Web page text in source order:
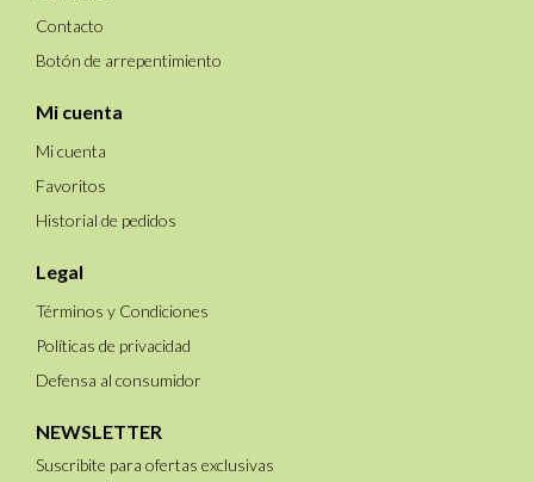
Contacto
Botón de arrepentimiento
Mi cuenta
Mi cuenta
Favoritos
Historial de pedidos
Legal
Términos y Condiciones
Políticas de privacidad
Defensa al consumidor
NEWSLETTER
Suscribite para ofertas exclusivas